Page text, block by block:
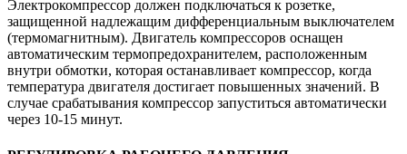
Электрокомпрессор должен подключаться к розетке,
защищенной надлежащим дифференциальным выключателем
(термомагнитным). Двигатель компрессоров оснащен
автоматическим термопредохранителем, расположенным
внутри обмотки, которая останавливает компрессор, когда
температура двигателя достигает повышенных значений. В
случае срабатывания компрессор запуститься автоматически
через 10-15 минут.